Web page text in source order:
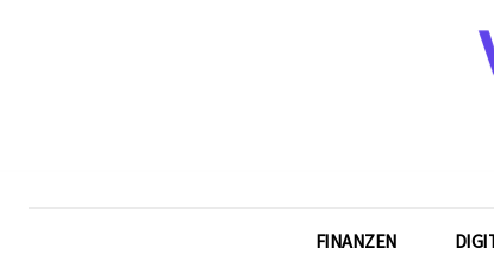
FINANZEN